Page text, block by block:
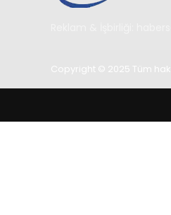
Copyright © 2025 Tüm